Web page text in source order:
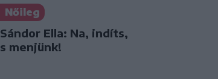
Nőileg
Sándor Ella: Na, indíts,
s menjünk!